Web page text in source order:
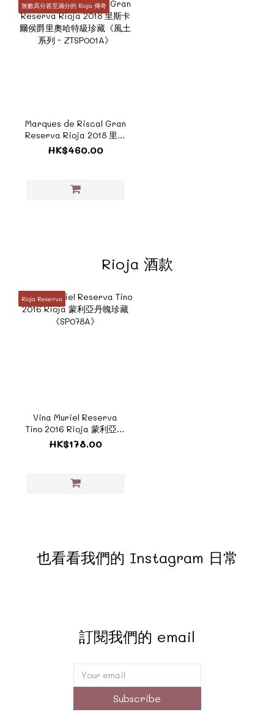
無數高分甚至滿分的 Rioja 傳奇
Marques de Riscal Gran
Reserva Rioja 2018 里斯
卡爾侯爵里奧哈特級珍藏
《風土系列 - ZTSP001A》
HK$460.00
Rioja 酒款
Rioja Reserva
Vina Muriel Reserva
Tino 2016 Rioja 蒙利亞丹
魄珍藏 《SP078A》
HK$178.00
也看看我們的 Instagram 日常
訂閱我們的 email
Subscribe